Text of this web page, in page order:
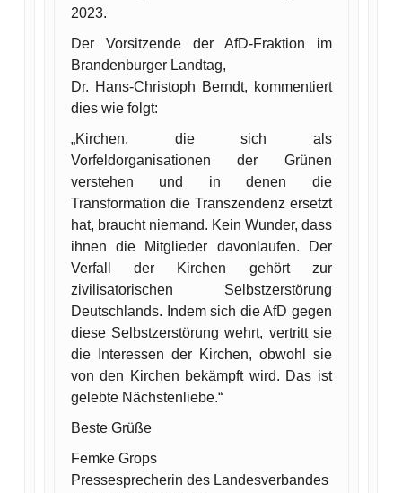
2023.
Der Vorsitzende der AfD-Fraktion im
Brandenburger Landtag,
Dr. Hans-Christoph Berndt, kommentiert
dies wie folgt:
„Kirchen, die sich als
Vorfeldorganisationen der Grünen
verstehen und in denen die
Transformation die Transzendenz ersetzt
hat, braucht niemand. Kein Wunder, dass
ihnen die Mitglieder davonlaufen. Der
Verfall der Kirchen gehört zur
zivilisatorischen Selbstzerstörung
Deutschlands. Indem sich die AfD gegen
diese Selbstzerstörung wehrt, vertritt sie
die Interessen der Kirchen, obwohl sie
von den Kirchen bekämpft wird. Das ist
gelebte Nächstenliebe.“
Beste Grüße
Femke Grops
Pressesprecherin des Landesverbandes